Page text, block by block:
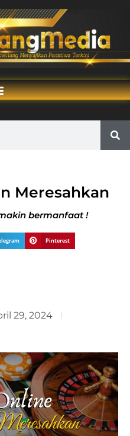
Meresahkan
bermanfaat !
Pinterest
29, 2024